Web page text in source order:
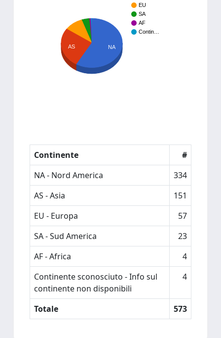
EU
SA
AF
Contin…
AS NA
Continente
#
NA - Nord America
334
AS - Asia
151
EU - Europa
57
SA - Sud America
23
AF - Africa
4
Continente sconosciuto - Info sul
continente non disponibili
4
Totale 573